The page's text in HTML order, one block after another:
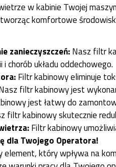
w kabinie Twojej
tworząc komfortowe
zanieczyszczeń:Nasz filtr
chorób układu oddechowego.
Filtr kabinowy eliminuje
filtr kabinowy jest
jest łatwy do
filtr kabinowy skutecznie
Filtr kabinowy
dla Twojego Operatora!
który wpływa na